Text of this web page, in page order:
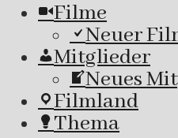
Filme
Neuer
Mitglieder
Neues
Filmland
Thema